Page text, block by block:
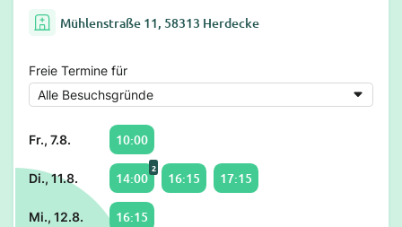
Mühlenstraße 11, 58313 Herdecke
Freie Termine für
Fr., 7.8. 10:00
Di., 11.8. 14:00
2
16:15 17:15
Mi., 12.8. 16:15